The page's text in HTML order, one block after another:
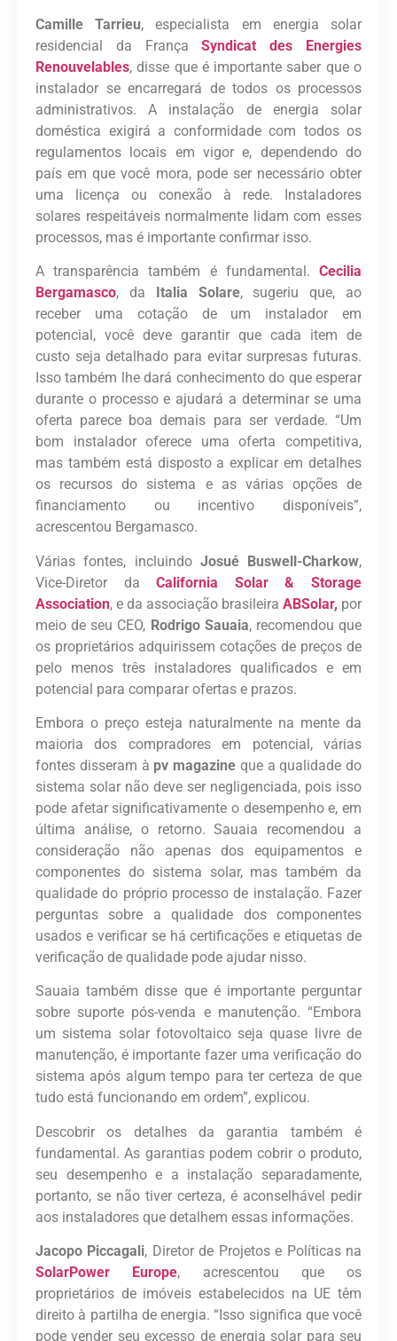
Camille Tarrieu, especialista em energia solar
residencial da FrançaSyndicat des Energies
Renouvelables, disse que é importante saber que o
instalador se encarregará de todos os processos
administrativos. A instalação de energia solar
doméstica exigirá a conformidade com todos os
regulamentos locais em vigor e, dependendo do
país em que você mora, pode ser necessário obter
uma licença ou conexão à rede. Instaladores
solares respeitáveis normalmente lidam com esses
processos, mas é importante confirmar isso.
A transparência também é fundamental. Cecilia
Bergamasco, da Italia Solare, sugeriu que, ao
receber uma cotação de um instalador em
potencial, você deve garantir que cada item de
custo seja detalhado para evitar surpresas futuras.
Isso também lhe dará conhecimento do que esperar
durante o processo e ajudará a determinar se uma
oferta parece boa demais para ser verdade. “Um
bom instalador oferece uma oferta competitiva,
mas também está disposto a explicar em detalhes
os recursos do sistema e as várias opções de
financiamento ou incentivo disponíveis”,
acrescentou Bergamasco.
Várias fontes, incluindo Josué Buswell-Charkow,
Vice-Diretor daCalifornia Solar & Storage
Association, e da associação brasileira ABSolar, por
meio de seu CEO, Rodrigo Sauaia, recomendou que
os proprietários adquirissem cotações de preços de
pelo menos três instaladores qualificados e em
potencial para comparar ofertas e prazos.
Embora o preço esteja naturalmente na mente da
maioria dos compradores em potencial, várias
fontes disseram à pv magazine que a qualidade do
sistema solar não deve ser negligenciada, pois isso
pode afetar significativamente o desempenho e, em
última análise, o retorno. Sauaia recomendou a
consideração não apenas dos equipamentos e
componentes do sistema solar, mas também da
qualidade do próprio processo de instalação. Fazer
perguntas sobre a qualidade dos componentes
usados e verificar se há certificações e etiquetas de
verificação de qualidade pode ajudar nisso.
Sauaia também disse que é importante perguntar
sobre suporte pós-venda e manutenção. “Embora
um sistema solar fotovoltaico seja quase livre de
manutenção, é importante fazer uma verificação do
sistema após algum tempo para ter certeza de que
tudo está funcionando em ordem”, explicou.
Descobrir os detalhes da garantia também é
fundamental. As garantias podem cobrir o produto,
seu desempenho e a instalação separadamente,
portanto, se não tiver certeza, é aconselhável pedir
aos instaladores que detalhem essas informações.
Jacopo Piccagali, Diretor de Projetos e Políticas na
SolarPower Europe, acrescentou que os
proprietários de imóveis estabelecidos na UE têm
direito à partilha de energia. “Isso significa que você
pode vender seu excesso de energia solar para seu